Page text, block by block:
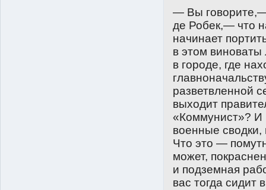
— Вы говорите,—
де Робек,— что
начинает
в этом виноваты
в городе, где
разветвленной
выходит
«Коммунист»? И
военные сводки,
Что это —
может,
и подземная
вас тогда сидит